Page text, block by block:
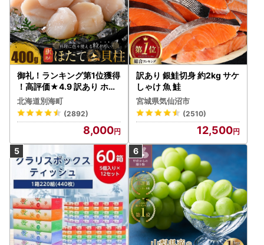
御礼！ランキング第1位獲得
！高評価★4.9 訳あり ホタ
テ 400g（ほたて 帆立 貝柱
冷凍 ）
北海道別海町
(2892)
8,000
訳あり 銀鮭切身 約2kg サケ
しゃけ 魚 鮭
宮城県気仙沼市
(2510)
12,500